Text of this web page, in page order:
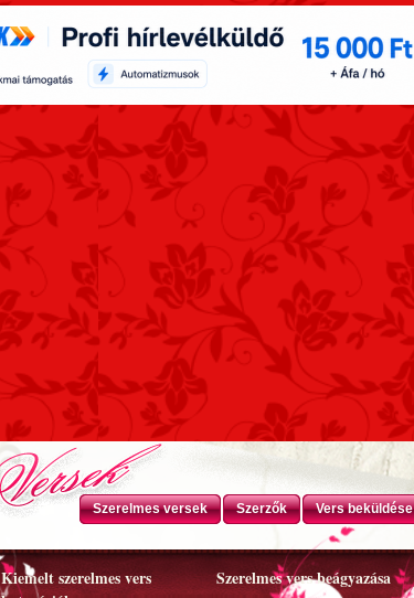
Szerelmes versek Szerzők Vers beküldése
Kiemelt szerelmes vers
Szerelmes vers beágyazása